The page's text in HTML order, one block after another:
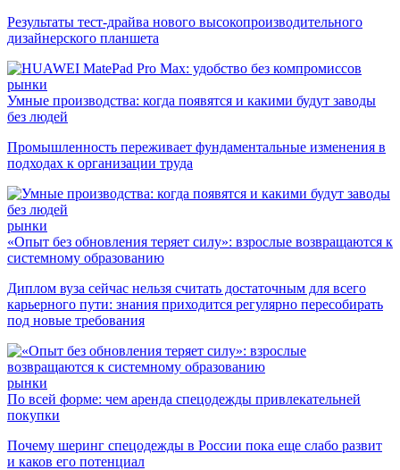
Результаты тест-драйва нового высокопроизводительного
дизайнерского планшета
рынки
Умные производства: когда появятся и какими будут заводы
без людей
Промышленность переживает фундаментальные изменения в
подходах к организации труда
рынки
«Опыт без обновления теряет силу»: взрослые возвращаются к
системному образованию
Диплом вуза сейчас нельзя считать достаточным для всего
карьерного пути: знания приходится регулярно пересобирать
под новые требования
рынки
По всей форме: чем аренда спецодежды привлекательней
покупки
Почему шеринг спецодежды в России пока еще слабо развит
и каков его потенциал